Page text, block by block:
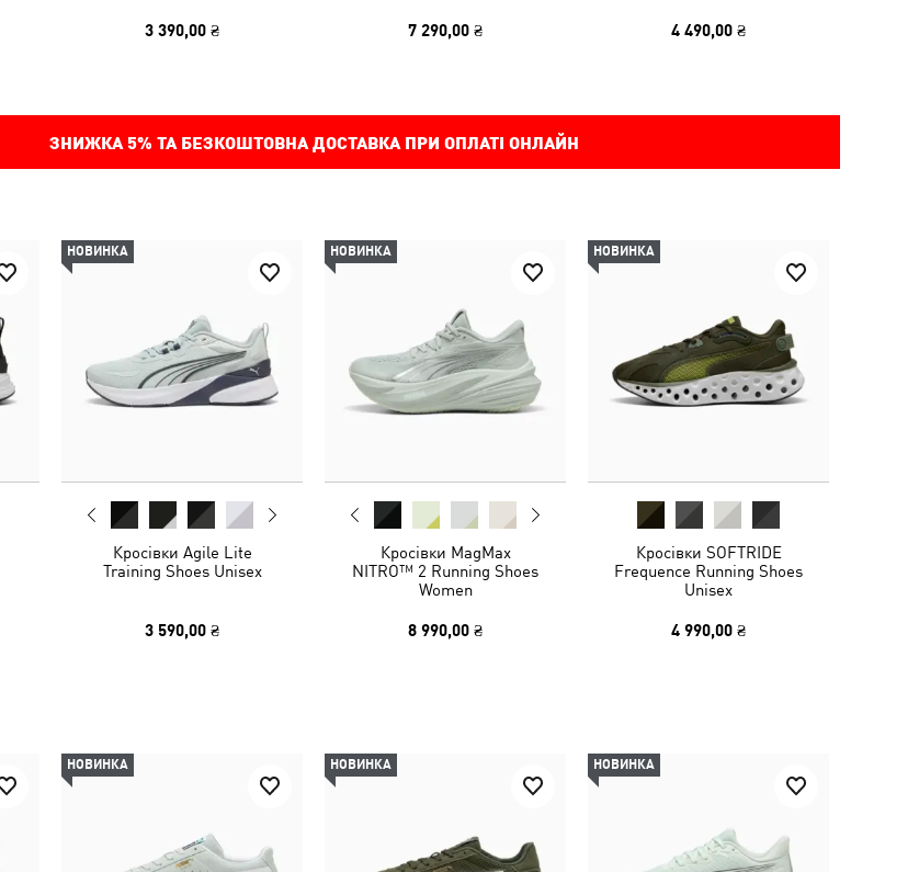
3 390,00 ₴ 7 290,00 ₴ 4 490,00 ₴
ЗНИЖКА 5% ТА БЕЗКОШТОВНА ДОСТАВКА ПРИ ОПЛАТІ ОНЛАЙН
НОВИНКА
Кросівки Agile Lite
Training Shoes Unisex
3 590,00 ₴
НОВИНКА
Кросівки MagMax
NITRO™ 2 Running Shoes
Women
8 990,00 ₴
НОВИНКА
Кросівки SOFTRIDE
Frequence Running Shoes
Unisex
4 990,00 ₴
НОВИНКА НОВИНКА НОВИНКА